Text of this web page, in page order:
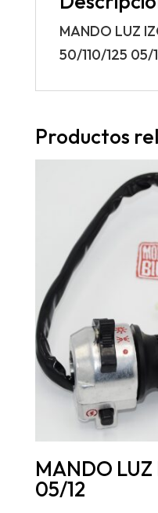
MANDO LUZ
50/110/125 05/
Productos
MANDO LUZ
05/12